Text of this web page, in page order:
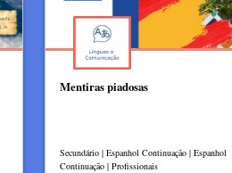
Mentiras piadosas
Secundário | Espanhol Continuação | Espanhol
Continuação | Profissionais